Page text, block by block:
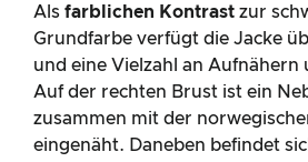
Als farblichen Kontrast zur
Grundfarbe verfügt die Jacke
und eine Vielzahl an Aufnähern
Auf der rechten Brust ist ein
zusammen mit der
eingenäht. Daneben befindet